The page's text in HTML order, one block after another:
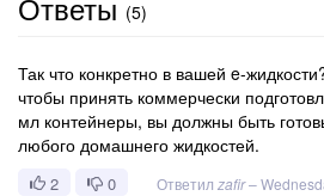
(5)
Так что конкретно в вашей e-
чтобы принять коммерчески
мл контейнеры, вы должны быть
любого домашнего жидкостей.
2 0 Ответил zafir–